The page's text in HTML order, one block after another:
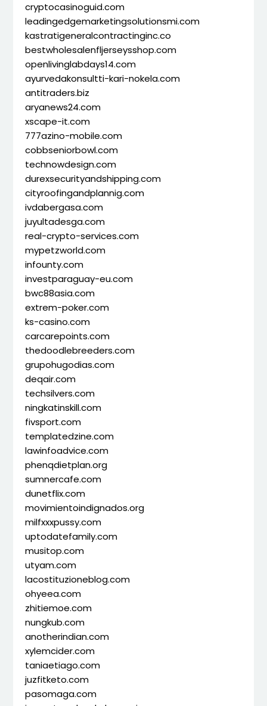
cryptocasinoguid.com
leadingedgemarketingsolutionsmi.com
kastratigeneralcontractinginc.co
bestwholesalenfljerseysshop.com
openlivinglabdays14.com
ayurvedakonsultti-kari-nokela.com
antitraders.biz
aryanews24.com
xscape-it.com
777azino-mobile.com
cobbseniorbowl.com
technowdesign.com
durexsecurityandshipping.com
cityroofingandplannig.com
ivdabergasa.com
juyultadesga.com
real-crypto-services.com
mypetzworld.com
infounty.com
investparaguay-eu.com
bwc88asia.com
extrem-poker.com
ks-casino.com
carcarepoints.com
thedoodlebreeders.com
grupohugodias.com
deqair.com
techsilvers.com
ningkatinskill.com
fivsport.com
templatedzine.com
lawinfoadvice.com
phenqdietplan.org
sumnercafe.com
dunetflix.com
movimientoindignados.org
milfxxxpussy.com
uptodatefamily.com
musitop.com
utyam.com
lacostituzioneblog.com
ohyeea.com
zhitiemoe.com
nungkub.com
anotherindian.com
xylemcider.com
taniaetiago.com
juzfitketo.com
pasomaga.com